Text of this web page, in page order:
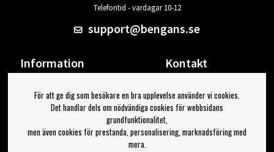
Telefontid - vardagar 10-12
support@bengans.se
Information
Om Bengans
FAQ / Köp- & Leveransvillkor
Kontakt
Din sida
Logga ut
Jag vill ha tips från Bengans
För att ge dig som besökare en bra upplevelse använder vi cookies.
Det handlar dels om nödvändiga cookies för webbsidans
grundfunktionalitet,
men även cookies för prestanda, personalisering, marknadsföring med
mera.